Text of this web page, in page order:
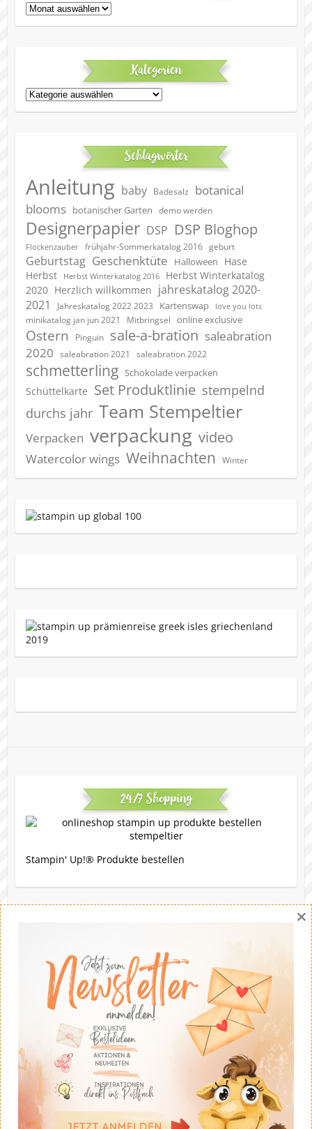
Archiv
Kategorien
Kategorien
Schlagwörter
Anleitung baby Badesalz
botanical
blooms botanischer Garten demo werden
Designerpapier DSP DSP Bloghop
Flockenzauber frühjahr-Sommerkatalog 2016 geburt
Geburtstag Geschenktüte Halloween
Hase
Herbst
Herbst Winterkatalog 2016
Herbst Winterkatalog
2020 Herzlich willkommen jahreskatalog 2020-
2021
Jahreskatalog 2022 2023 Kartenswap love you lots
minikatalog jan jun 2021 Mitbringsel online exclusive
Ostern Pinguin sale-a-bration saleabration
2020
saleabration 2021 saleabration 2022
schmetterling Schokolade verpacken
Schüttelkarte Set Produktlinie stempelnd
durchs jahr Team Stempeltier
Verpacken verpackung video
Watercolor wings Weihnachten Winter
24/7 Shopping
Stampin' Up!® Produkte bestellen
Eine Bitte
Gerne darfst du meine Werke nachbasteln. Die Ideen
stammen - soweit nicht anders angegeben - von mir.
Wenn du meine Ideen auf deinem eigenen Blog
veröffentlichst solltest du fairerweise auf mich und
meinen Blog verweisen. Eine kommerzielle Nutzung ist
untersagt. Dankeschön!
×